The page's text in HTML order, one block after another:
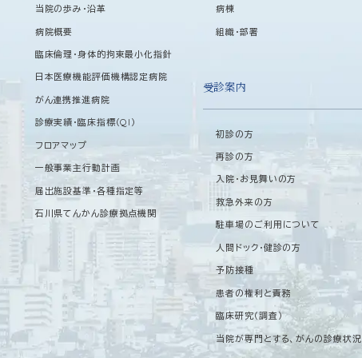
当院の歩み・沿革
病院概要
臨床倫理・身体的拘束最小化指針
日本医療機能評価機構認定病院
がん連携推進病院
診療実績・臨床指標（QI）
フロアマップ
一般事業主行動計画
届出施設基準・各種指定等
石川県てんかん診療拠点機関
病棟
組織・部署
受診案内
初診の方
再診の方
入院・お見舞いの方
救急外来の方
駐車場のご利用について
人間ドック・健診の方
予防接種
患者の権利と責務
臨床研究（調査）
当院が専門とする、がんの診療状況